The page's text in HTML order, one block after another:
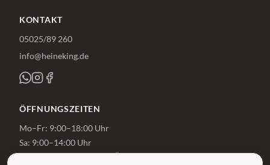
KONTAKT
05025/89 260
info@heineking.de
ÖFFNUNGSZEITEN
Mo–Fr: 9:00–18:00 Uhr
Sa: 9:00–14:00 Uhr
Beratung auch außerhalb der Öffnungszeiten